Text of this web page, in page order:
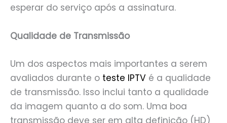
esperar do serviço após a assinatura.
Qualidade de Transmissão
Um dos aspectos mais importantes a serem
avaliados durante o teste IPTV é a qualidade
de transmissão. Isso inclui tanto a qualidade
da imagem quanto a do som. Uma boa